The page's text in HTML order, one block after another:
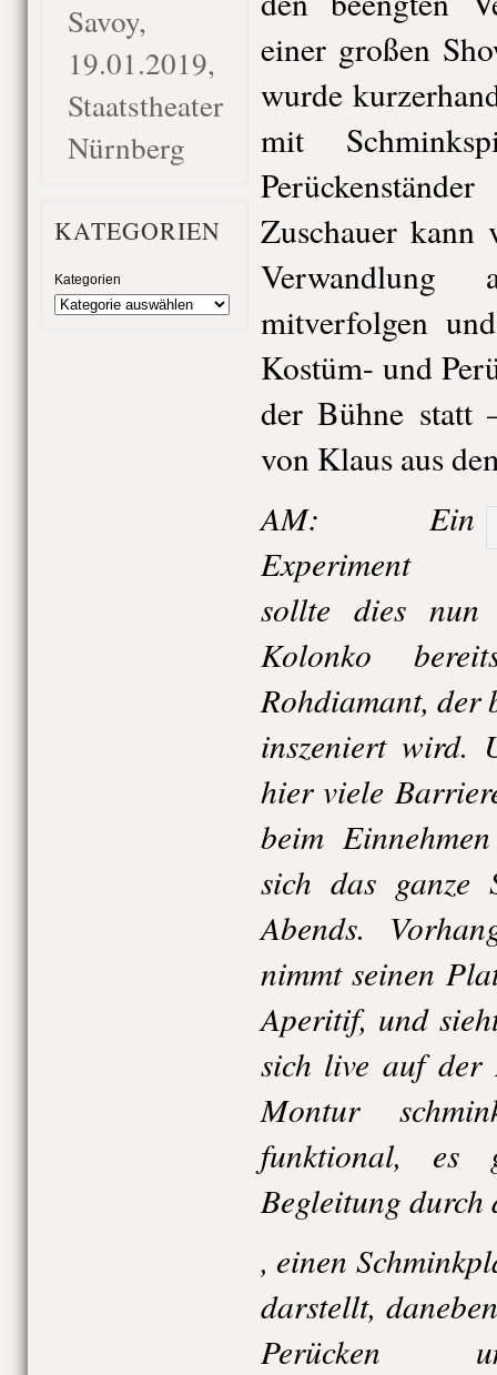
Savoy,
19.01.2019,
Staatstheater
Nürnberg
KATEGORIEN
Kategorien
einer großen
wurde
mit
Zuschauer
Verwandlung
mitverfolgen
Kostüm- und
der Bühne statt
von Klaus aus
AM: Ein
Experiment
sollte dies nun
Kolonko
Rohdiamant, der
inszeniert wird.
hier viele
beim
sich das ganze
Abends.
nimmt seinen
Aperitif, und
sich live auf der
Montur
funktional,
Begleitung durch
, einen
darstellt,
Perücken